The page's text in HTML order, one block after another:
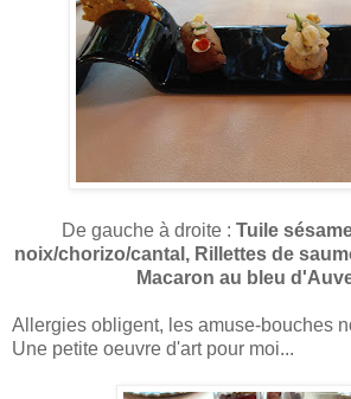
De gauche à droite : Tuile
noix/chorizo/cantal, Rillettes de
Macaron au bleu
Allergies obligent, les amuse-bouches
Une petite oeuvre d'art pour moi...